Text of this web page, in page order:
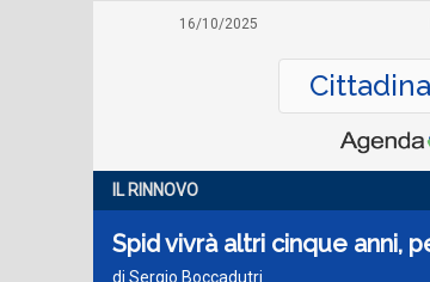
16/10/2025
IL RINNOVO
Spid vivrà altri cinque anni,
di Sergio Boccadutri